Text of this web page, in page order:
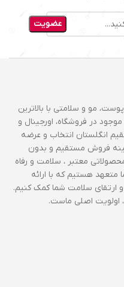
مو و سلامتی با بالاترین
در فروشگاه، اورجینال و
انگلستان انتخاب و عرضه
سابقه در زمینه فروش مستقیم و بدون
معتبر ، سلامت و رفاه
متعهد هستیم که با ارائه
ارتقای سلامت شما کمک کنیم.
اولویت اصلی ماست.